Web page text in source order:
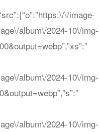
\/image-
album\/2024-10\/img-
album\/2024-10\/img-
album\/2024-10\/img-